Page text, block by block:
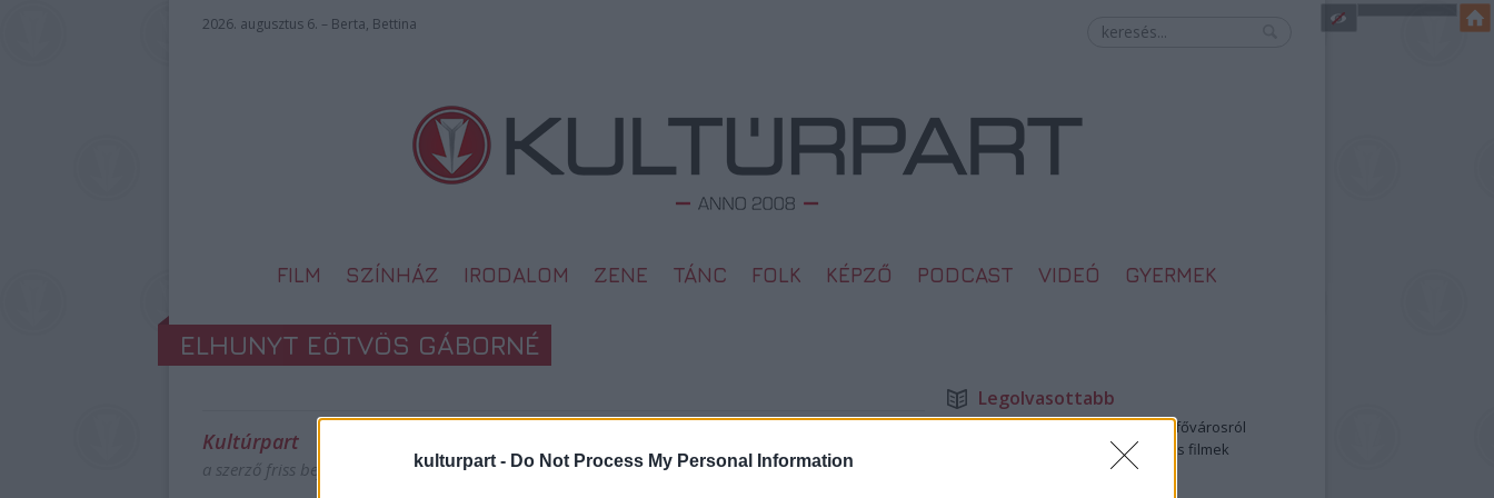
kulturpart - Do Not Process My Personal Information
2026. augusztus 6. – Berta, Bettina
FILM SZÍNHÁZ IRODALOM ZENE TÁNC FOLK KÉPZŐ PODCAST VIDEÓ GYERMEK
ELHUNYT EÖTVÖS GÁBORNÉ
Kultúrpart
a szerző friss bejegyzései
2014. 08. 30.
Legolvasottabb
Megdöbbentő fotók a néptelen fővárosról
Top 10: ezek a legjobb szerelmes filmek
A 10 legütősebb drogos film